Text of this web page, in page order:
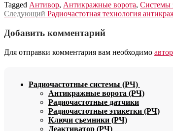
Tagged Антивор, Антикражные ворота, Системы
Навигация
по
записям
Следующий Следующий
Радиочастотная технология
Добавить комментарий
Для отправки комментария вам необходимо
Радиочастотные системы (РЧ)
Антикражные ворота (РЧ)
Радиочастотные датчики
Радиочастотные этикетки (РЧ)
Ключи съемники (РЧ)
Деактиватор (РЧ)